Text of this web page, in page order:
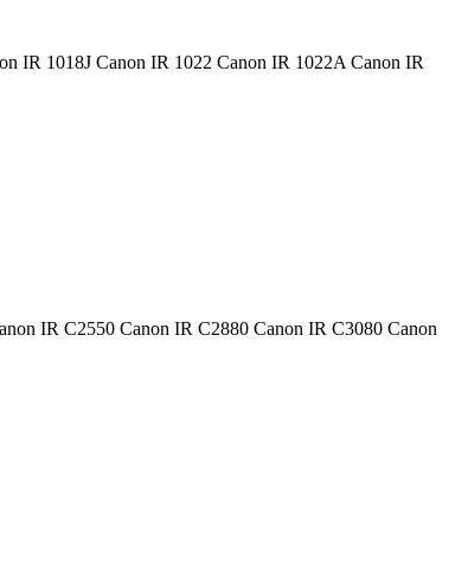
IR 1018J Canon IR 1022 Canon IR 1022A Canon IR
IR C2550 Canon IR C2880 Canon IR C3080 Canon